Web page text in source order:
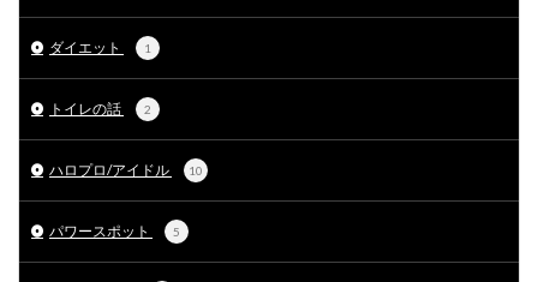
ダイエット 1
トイレの話 2
ハロプロ/アイドル 10
パワースポット 5